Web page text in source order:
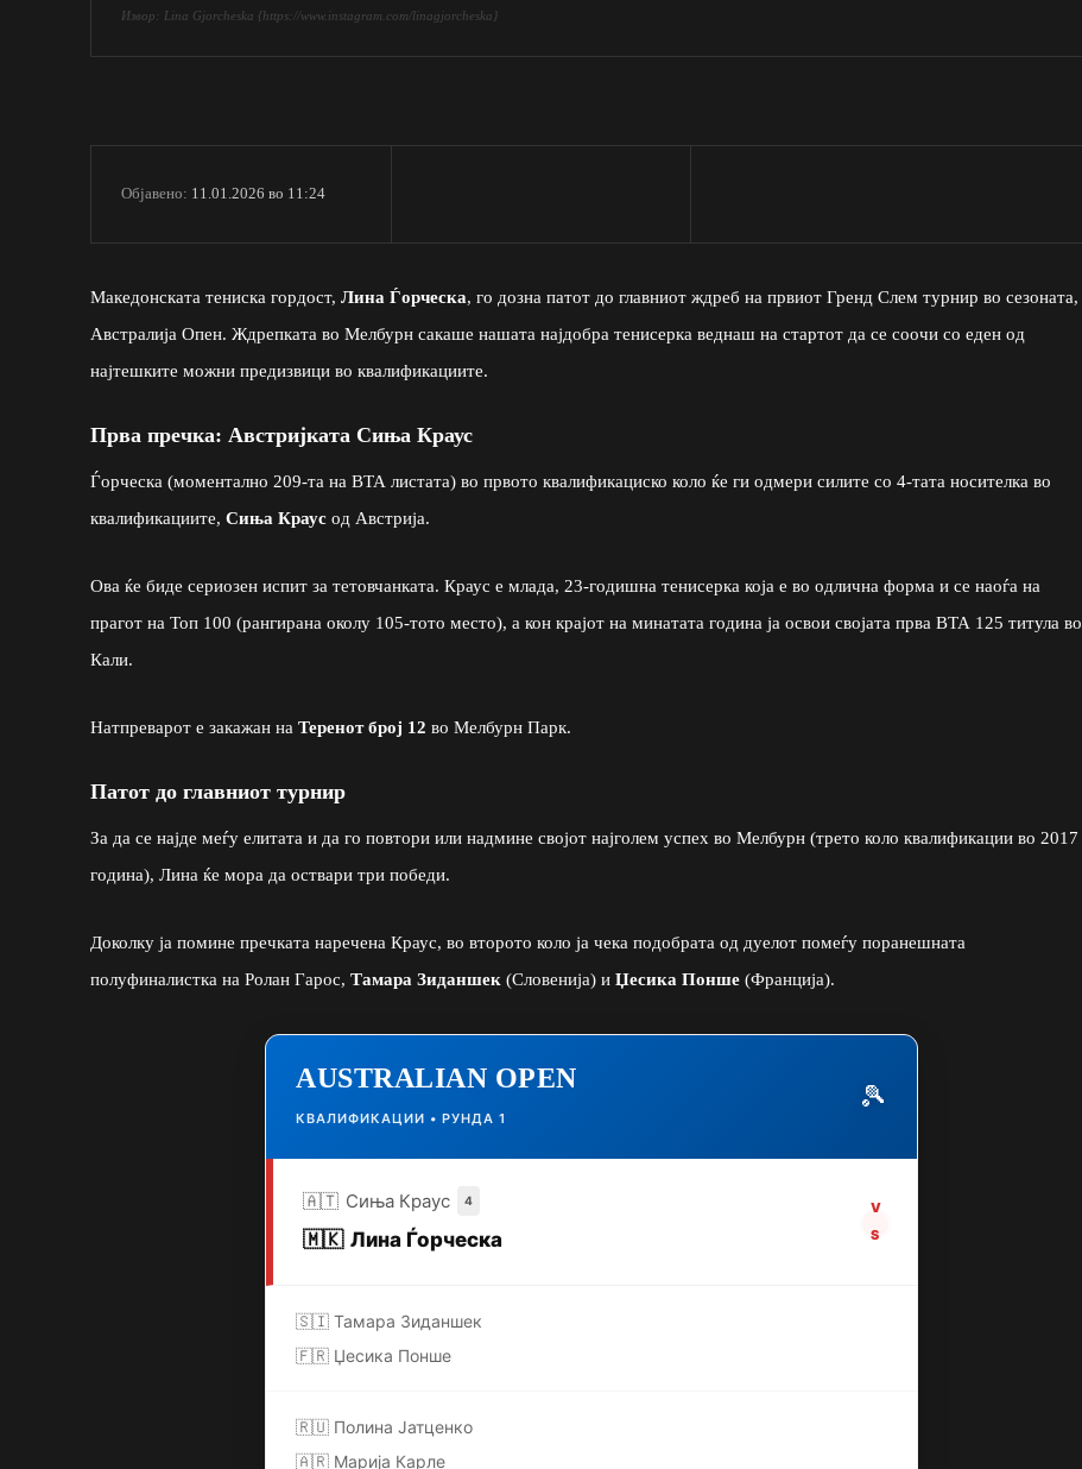
Извор: Lina Gjorcheska {https://www.instagram.com/linagjorcheska}
Објавено: 11.01.2026 во 11:24
Македонската тениска гордост, Лина Ѓорческа, го дозна патот до главниот ждреб на првиот Гренд Слем турнир во сезоната,
Австралија Опен. Ждрепката во Мелбурн сакаше нашата најдобра тенисерка веднаш на стартот да се соочи со еден од
најтешките можни предизвици во квалификациите.
Прва пречка: Австријката Сиња Краус
Ѓорческа (моментално 209-та на ВТА листата) во првото квалификациско коло ќе ги одмери силите со 4-тата носителка во
квалификациите, Сиња Краус од Австрија.
Ова ќе биде сериозен испит за тетовчанката. Краус е млада, 23-годишна тенисерка која е во одлична форма и се наоѓа на
прагот на Топ 100 (рангирана околу 105-тото место), а кон крајот на минатата година ја освои својата прва ВТА 125 титула во
Кали.
Натпреварот е закажан на Теренот број 12 во Мелбурн Парк.
Патот до главниот турнир
За да се најде меѓу елитата и да го повтори или надмине својот најголем успех во Мелбурн (трето коло квалификации во 2017
година), Лина ќе мора да оствари три победи.
Доколку ја помине пречката наречена Краус, во второто коло ја чека подобрата од дуелот помеѓу поранешната
полуфиналистка на Ролан Гарос, Тамара Зиданшек (Словенија) и Џесика Понше (Франција).
AUSTRALIAN OPEN
КВАЛИФИКАЦИИ • РУНДА 1
🎾
🇦🇹 Сиња Краус 4
🇲🇰 Лина Ѓорческа
V
S
🇸🇮 Тамара Зиданшек
🇫🇷 Џесика Понше
🇷🇺 Полина Јатценко
🇦🇷 Марија Карле